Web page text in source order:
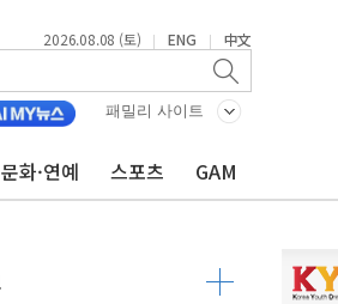
2026.08.08 (토) | ENG | 中文
패밀리 사이트
문화·연예 스포츠 GAM
피해·통제구간 없어
vs 鄭 44.56%
42.08%